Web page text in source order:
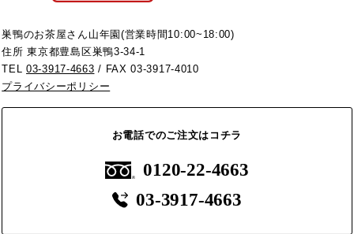
巣鴨のお茶屋さん山年園(営業時間10:00~18:00)
住所 東京都豊島区巣鴨3-34-1
TEL03-3917-4663 / FAX 03-3917-4010
プライバシーポリシー
お電話でのご注文はコチラ
0120-22-4663
03-3917-4663